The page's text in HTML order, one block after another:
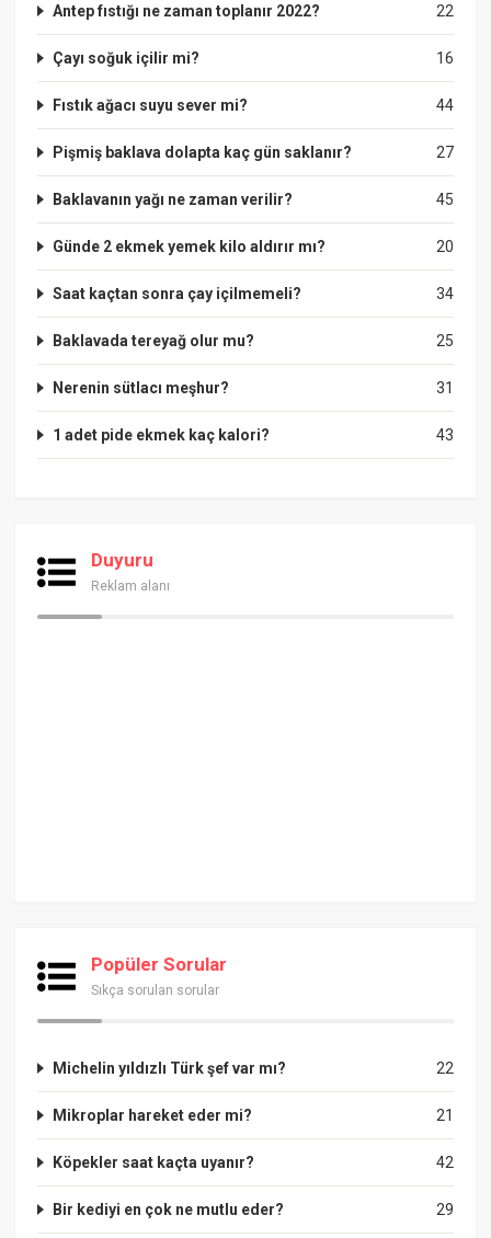
22
Antep fıstığı ne zaman toplanır 2022?
16
Çayı soğuk içilir mi?
44
Fıstık ağacı suyu sever mi?
27
Pişmiş baklava dolapta kaç gün saklanır?
45
Baklavanın yağı ne zaman verilir?
20
Günde 2 ekmek yemek kilo aldırır mı?
34
Saat kaçtan sonra çay içilmemeli?
25
Baklavada tereyağ olur mu?
31
Nerenin sütlacı meşhur?
43
1 adet pide ekmek kaç kalori?
Duyuru
Reklam alanı
Popüler Sorular
Sıkça sorulan sorular
22
Michelin yıldızlı Türk şef var mı?
21
Mikroplar hareket eder mi?
42
Köpekler saat kaçta uyanır?
29
Bir kediyi en çok ne mutlu eder?